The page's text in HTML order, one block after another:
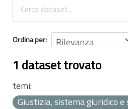
Ordina per
1 dataset trovato
temi:
Giustizia, sistema giuridico